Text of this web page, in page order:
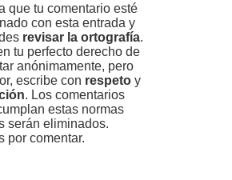
que tu comentario esté
con esta entrada y
revisar la ortografía.
tu perfecto derecho de
anónimamente, pero
escribe con respeto y
. Los comentarios
estas normas
serán eliminados.
por comentar.